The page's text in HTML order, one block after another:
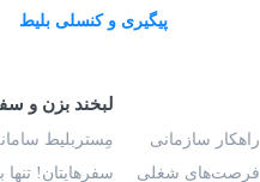
پیگیری و کنسلی بلیط
راهکار سازمانی
فرصت‌های شغلی
لبخند بزن و
مِستربلیط
سفرهایتان!